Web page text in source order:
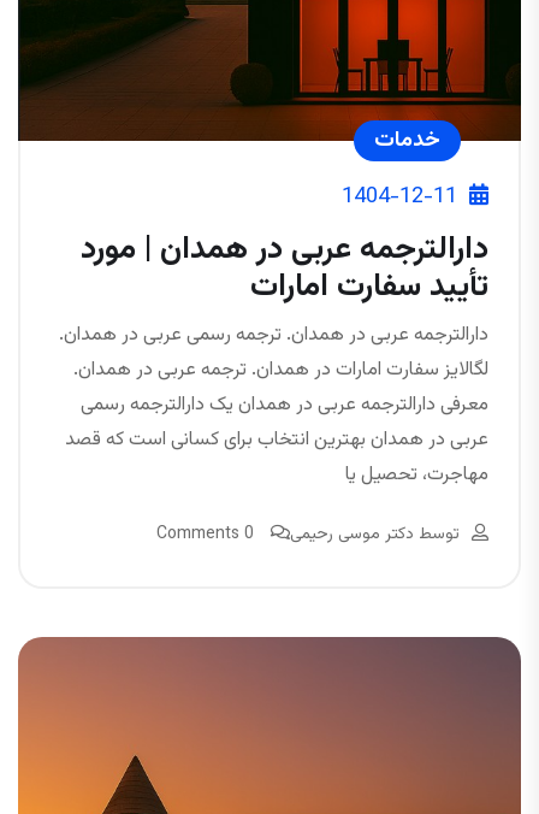
خدمات
1404-12-11
دارالترجمه عربی در همدان | مورد
تأیید سفارت امارات
دارالترجمه عربی در همدان. ترجمه رسمی عربی در همدان.
لگالایز سفارت امارات در همدان. ترجمه عربی در همدان.
معرفی دارالترجمه عربی در همدان یک دارالترجمه رسمی
عربی در همدان بهترین انتخاب برای کسانی است که قصد
مهاجرت، تحصیل یا
توسط دکتر موسی رحیمی 0 Comments